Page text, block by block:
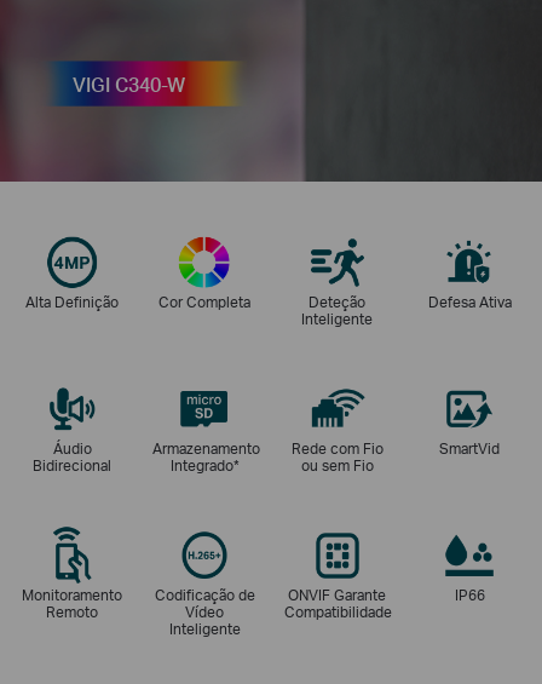
VIGI C340-W
Alta Definição Cor Completa
Deteção
Inteligente
Defesa Ativa
Áudio
Bidirecional
Armazenamento
Integrado*
Rede com Fio
ou sem Fio
SmartVid
Monitoramento
Remoto
Codificação de
Vídeo
Inteligente
ONVIF Garante
Compatibilidade
IP66